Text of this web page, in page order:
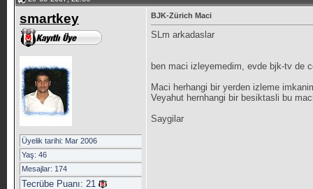
smartkey
Üyelik tarihi: Mar 2006
Yaş: 46
Mesajlar: 174
Tecrübe Puanı: 21
BJK-Zürich Maci
SLm arkadaslar
ben maci izleyemedim, evde bjk-tv de
Maci herhangi bir yerden izleme
Veyahut hernhangi bir besiktasli bu
Saygilar